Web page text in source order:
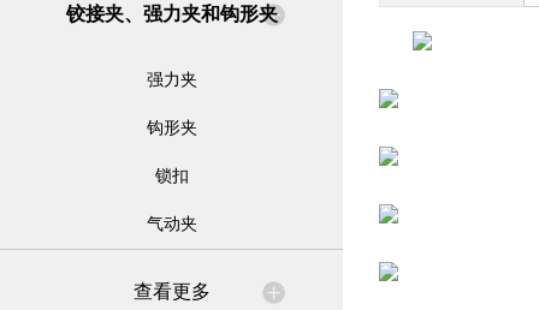
铰接夹、强力夹和钩形夹
强力夹
钩形夹
锁扣
气动夹
查看更多